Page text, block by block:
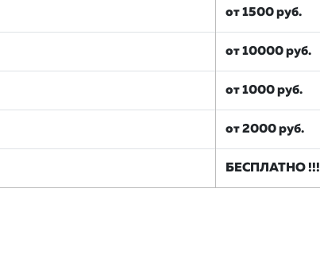
от 1500 руб.
от 10000 руб.
от 1000 руб.
от 2000 руб.
БЕСПЛАТНО !!!